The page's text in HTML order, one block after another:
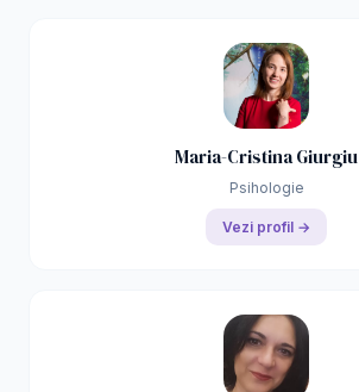
Maria-Cristina Giurgiu
Psihologie
Vezi profil →